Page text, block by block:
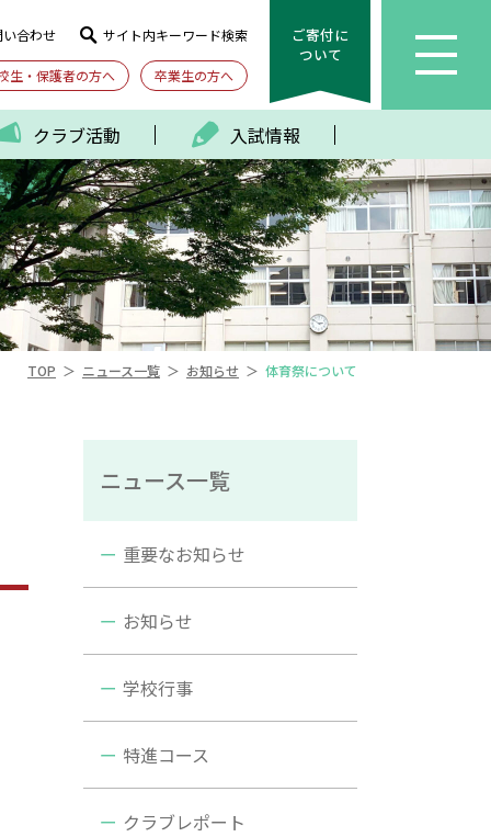
い合わせ サイト内キーワード検索
生・保護者の方へ 卒業生の方へ
ご寄付に
ついて
クラブ活動 入試情報
TOP ＞ ニュース一覧 ＞ お知らせ ＞ 体育祭について
ニュース一覧
重要なお知らせ
お知らせ
学校行事
特進コース
クラブレポート